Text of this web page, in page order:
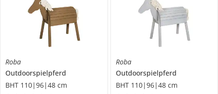
Roba
Outdoorspielpferd
BHT 110|96|48 cm
Roba
Outdoorspielpferd
BHT 110|96|48 cm